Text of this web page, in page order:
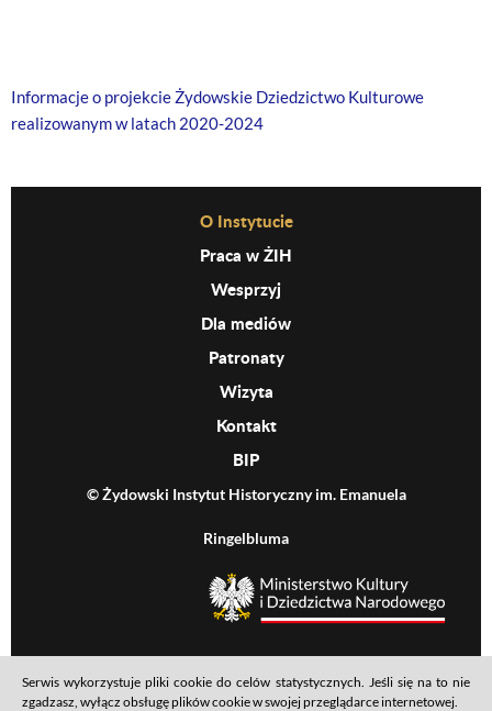
Informacje o projekcie Żydowskie Dziedzictwo Kulturowe
realizowanym w latach 2020-2024
Before Footer MenuO Instytucie
Praca w ŻIH
Wesprzyj
Dla mediów
Patronaty
Wizyta
Kontakt
BIP
© Żydowski Instytut Historyczny im. Emanuela
Ringelbluma
Footer menu
Mapa serwisu Polityka prywatności Deklaracja dostępności
Serwis wykorzystuje pliki cookie do celów statystycznych. Jeśli się na to nie
zgadzasz, wyłącz obsługę plików cookie w swojej przeglądarce internetowej.